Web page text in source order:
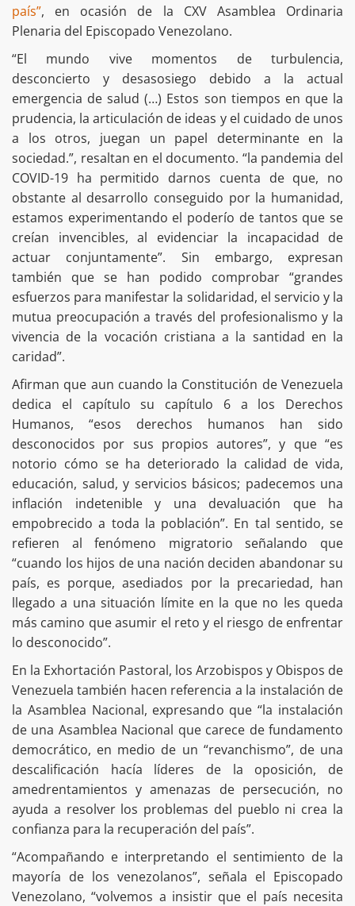
país”, en ocasión de la CXV Asamblea Ordinaria
Plenaria del Episcopado Venezolano.
“El mundo vive momentos de turbulencia,
desconcierto y desasosiego debido a la actual
emergencia de salud (…) Estos son tiempos en que la
prudencia, la articulación de ideas y el cuidado de unos
a los otros, juegan un papel determinante en la
sociedad.”, resaltan en el documento. “la pandemia del
COVID-19 ha permitido darnos cuenta de que, no
obstante al desarrollo conseguido por la humanidad,
estamos experimentando el poderío de tantos que se
creían invencibles, al evidenciar la incapacidad de
actuar conjuntamente”. Sin embargo, expresan
también que se han podido comprobar “grandes
esfuerzos para manifestar la solidaridad, el servicio y la
mutua preocupación a través del profesionalismo y la
vivencia de la vocación cristiana a la santidad en la
caridad”.
Afirman que aun cuando la Constitución de Venezuela
dedica el capítulo su capítulo 6 a los Derechos
Humanos, “esos derechos humanos han sido
desconocidos por sus propios autores”, y que “es
notorio cómo se ha deteriorado la calidad de vida,
educación, salud, y servicios básicos; padecemos una
inflación indetenible y una devaluación que ha
empobrecido a toda la población”. En tal sentido, se
refieren al fenómeno migratorio señalando que
“cuando los hijos de una nación deciden abandonar su
país, es porque, asediados por la precariedad, han
llegado a una situación límite en la que no les queda
más camino que asumir el reto y el riesgo de enfrentar
lo desconocido”.
En la Exhortación Pastoral, los Arzobispos y Obispos de
Venezuela también hacen referencia a la instalación de
la Asamblea Nacional, expresando que “la instalación
de una Asamblea Nacional que carece de fundamento
democrático, en medio de un “revanchismo”, de una
descalificación hacía líderes de la oposición, de
amedrentamientos y amenazas de persecución, no
ayuda a resolver los problemas del pueblo ni crea la
confianza para la recuperación del país”.
“Acompañando e interpretando el sentimiento de la
mayoría de los venezolanos”, señala el Episcopado
Venezolano, “volvemos a insistir que el país necesita